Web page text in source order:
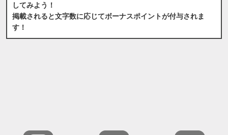
してみよう！
掲載されると文字数に応じてボーナスポイントが付与されま
す！